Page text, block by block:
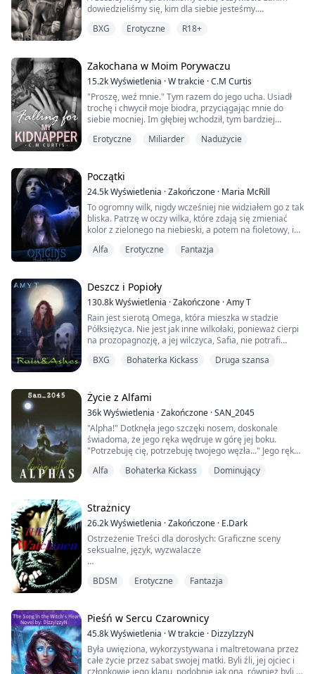
dowiedzieliśmy się, kim dla siebie jesteśmy.
między nami wydarzyło, w tajemnicy, ukrywając nasze
„N-nie możemy, Boston.”
Jego język szuka dostępu, a jego ręce wędrują od mojej
talii do dolnej części pleców, przyciągając moje ciało
bliżej do siebie....
BXG Erotyczne R18+
Zakochana w Moim Porywaczu
15.2kWyświetlenia ·W trakcie ·C.M Curtis
"Proszę, weź mnie." Tym razem do jego ucha. Usiadł
trochę i chwycił moje biodra, przyciągając mnie do
siebie mocniej. Im głębiej wchodził, tym bardziej
bał się, że mnie skrzywdzi. Siniaki, przez to, co wie o
"Mogę to znieść, proszę, chcę, żebyś mn...
Erotyczne Miliarder Nadużycie
Początki
24.5kWyświetlenia ·Zakończone · Maria McRill
To ogromny wilk, nigdy wcześniej nie widziałem go z tak
bliska. Patrzę w oczy wilka, które zdają się zmieniać
kolor z zielonego na niebieski, a potem na fioletowy, i
naprawdę mnie to nie obchodzi. Prawie mam nadzieję,
bestię.
"Zmusisz mnie, żebym dotrzymał słowa, prawd...
Alfa Erotyczne Fantazja
Deszcz i Popioły
130.8kWyświetlenia ·Zakończone ·Amy T
Rain jest sierotą Omega, która mieszka w stadzie
Półksiężyca. Nie jest jak inne wilkołaki, ponieważ cierpi
na prozopagnozję, a jej wilczyca, Safia, nie potrafi
Boginię Księżyca, ponieważ jest jedyną ocalałą z
Kiedy Rain kończy osiemnaście lat i znajduje swoją
bratnią duszę, myśli, ż...
BXG Bohaterka Kickass Druga szansa
Życie z Alfami
36kWyświetlenia ·Zakończone ·SAN_2045
"Alpha!" Dotknęła jego szczęki nosem, doskonale
świadoma, że jego ręka wędruje w górę jej boku.
"Potrzebuję cię, potrzebuję twojego węzła..." Jego ręka
przesuwała się po jej skórze, sprawiał, że omega
taka wrażliwa."
"Nie, próbowali... ale nie... pozwoliłam im." Jęknęła,
odch...
Alfa Bohaterka Kickass Dominujący
Strażnicy
26.2kWyświetlenia ·Zakończone · E.Dark
Ostrzeżenie Treści dla dorosłych: Graficzne sceny
seksualne, język, wyzwalacze
Elicia Dewalt, sierota z Teksasu, bez żadnych więzi. Jej
do czterech przystojniaków w klubie, w którym spędziła
swoją pierwszą noc w Londynie.
Co się stanie, gdy jej całe i...
BDSM Erotyczne Fantazja
Pieśń w Sercu Czarownicy
45.8kWyświetlenia ·W trakcie · DizzyIzzyN
Była uwięziona, wykorzystywana i maltretowana przez
całe życie przez sabat swojej matki. Byli źli, jej ojciec i
członkowie jego klanu, podobnie jak ona, również byli tu